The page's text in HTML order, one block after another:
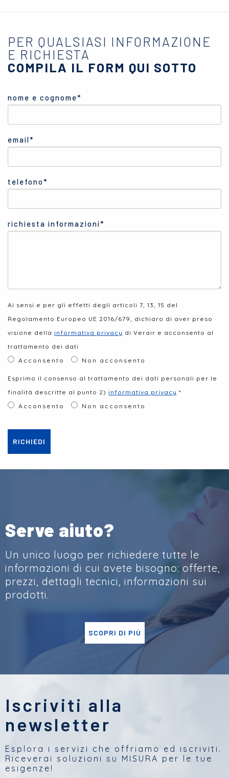
PER QUALSIASI INFORMAZIONE
E RICHIESTA
COMPILA IL FORM QUI SOTTO
nome e cognome*
email*
telefono*
richiesta informazioni*
Ai sensi e per gli effetti degli articoli 7, 13, 15 del
Regolamento Europeo UE 2016/679, dichiaro di aver preso
visione della informativa privacy di Verair e acconsento al
trattamento dei dati
Acconsento
Non acconsento
Esprimo il consenso al trattamento dei dati personali per le
finalità descritte al punto 2) informativa privacy *
Acconsento
Non acconsento
RICHIEDI
Serve aiuto?
Un unico luogo per richiedere tutte le
informazioni di cui avete bisogno: offerte,
prezzi, dettagli tecnici, informazioni sui
prodotti.
SCOPRI DI PIÙ
Iscriviti alla
newsletter
Esplora i servizi che offriamo ed iscriviti.
Riceverai soluzioni su MISURA per le tue
esigenze!